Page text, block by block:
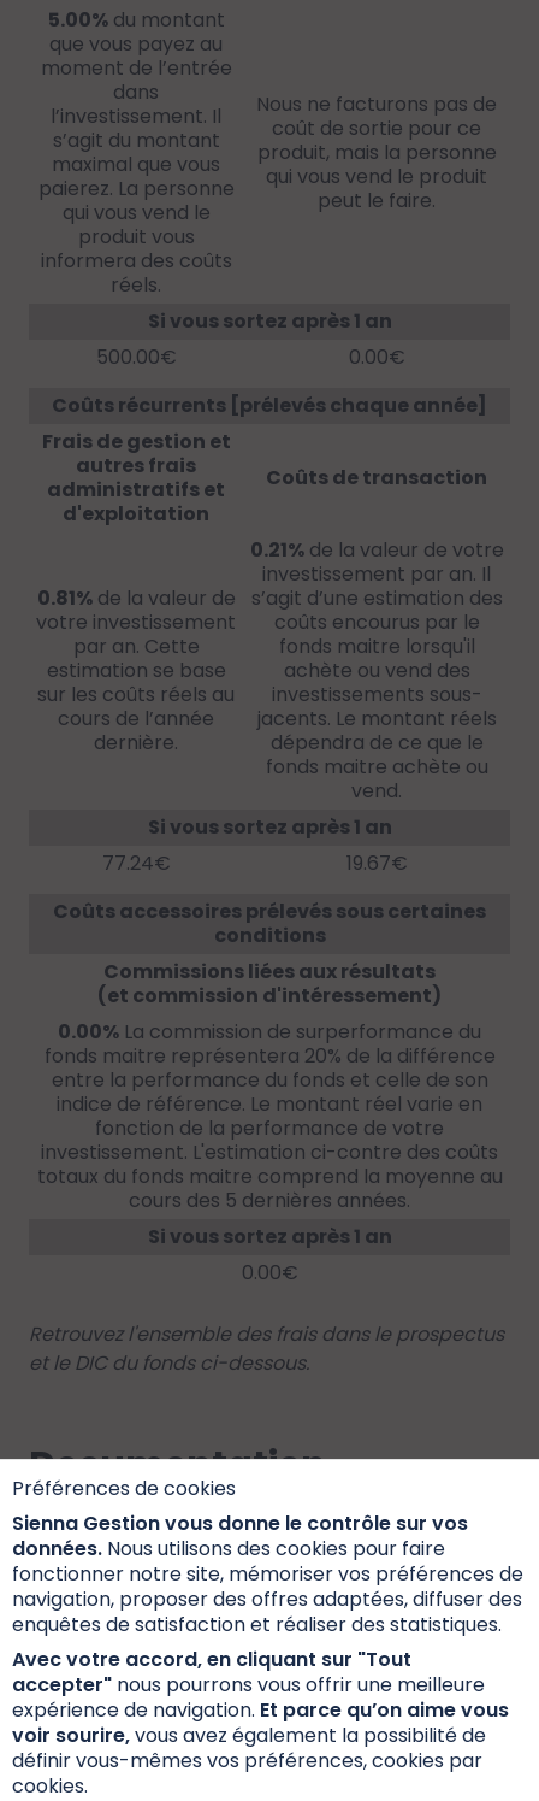
Préférences de cookies
Sienna Gestion vous donne le contrôle sur vos
données. Nous utilisons des cookies pour faire
fonctionner notre site, mémoriser vos préférences de
navigation, proposer des offres adaptées, diffuser des
enquêtes de satisfaction et réaliser des statistiques.
Avec votre accord, en cliquant sur "Tout
accepter" nous pourrons vous offrir une meilleure
expérience de navigation. Et parce qu’on aime vous
voir sourire,vous avez également la possibilité de
définir vous-mêmes vos préférences, cookies par
cookies.
5.00%du montant
que vous payez au
moment de l’entrée
dans
l’investissement. Il
s’agit du montant
maximal que vous
paierez. La personne
qui vous vend le
produit vous
informera des coûts
réels.
Nous ne facturons pas de
coût de sortie pour ce
produit, mais la personne
qui vous vend le produit
peut le faire.
Si vous sortez après 1 an
500.00€
0.00€
Coûts récurrents [prélevés chaque année]
Frais de gestion et
autres frais
administratifs et
d'exploitation
Coûts de transaction
0.81%de la valeur de
votre investissement
par an. Cette
estimation se base
sur les coûts réels au
cours de l’année
dernière.
0.21%de la valeur de votre
investissement par an. Il
s’agit d’une estimation des
coûts encourus par le
fonds maitre lorsqu'il
achète ou vend des
investissements sous-
jacents. Le montant réels
dépendra de ce que le
fonds maitre achète ou
vend.
Si vous sortez après 1 an
77.24€
19.67€
Coûts accessoires prélevés sous certaines
conditions
Commissions liées aux résultats
(et commission d'intéressement)
0.00% La commission de surperformance du
fonds maitre représentera 20% de la différence
entre la performance du fonds et celle de son
indice de référence. Le montant réel varie en
fonction de la performance de votre
investissement. L'estimation ci-contre des coûts
totaux du fonds maitre comprend la moyenne au
cours des 5 dernières années.
Si vous sortez après 1 an
0.00€
Retrouvez l'ensemble des frais dans le prospectus
et le DIC du fonds ci-dessous.
Documentation
Les investisseurs qui envisagent de souscrire
doivent préalablement lire attentivement le
prospectus mentionnant les caractéristiques, les
risques et les frais. Le prospectus, le DIC PRIIPs et
les fiches fonds sont disponibles ci-dessous.
Documents d'information